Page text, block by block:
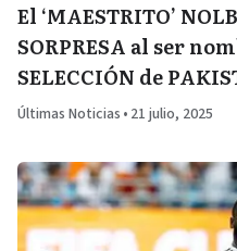
El ‘MAESTRITO’
SORPRESA al ser
SELECCIÓN de
Últimas Noticias • 21 julio, 2025